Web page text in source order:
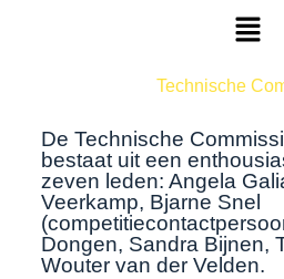
Technische
De Technische
bestaat uit een
zeven leden: Angela
Veerkamp, Bjarne Snel
Dongen, Sandra Bijnen,
Wouter van der Velden.